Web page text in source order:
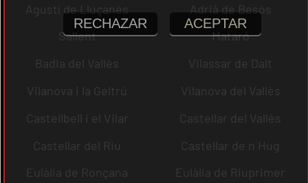
Agustí de Lluçanès
Adrià de Besòs
Sallent
Mataró
Badia del Vallès
Vilassar de Dalt
Vilanova i la Geltrú
Vilanova del Vallès
Castellbell i el Vilar
Castellar del Vallès
Castellar del Riu
Castellar de n´Hug
Eulàlia de Ronçana
Eulàlia de Riuprimer
RECHAZAR ACEPTAR